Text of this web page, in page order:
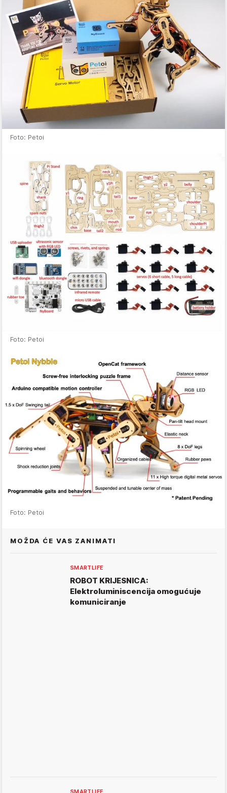
Foto: Petoi
Foto: Petoi
Foto: Petoi
MOŽDA ĆE VAS ZANIMATI
SMARTLIFE
ROBOT KRIJESNICA:
Elektroluminiscencija omogućuje
komuniciranje
SMARTLIFE